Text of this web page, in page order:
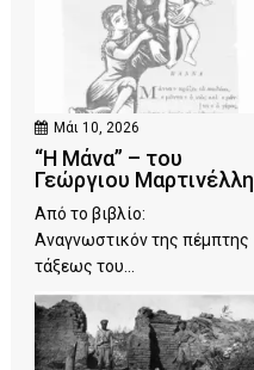
Μάι 10, 2026
“Η Μάνα” – του
Γεώργιου Μαρτινέλλη
Από το βιβλίο:
Αναγνωστικόν της πέμπτης
τάξεως του...